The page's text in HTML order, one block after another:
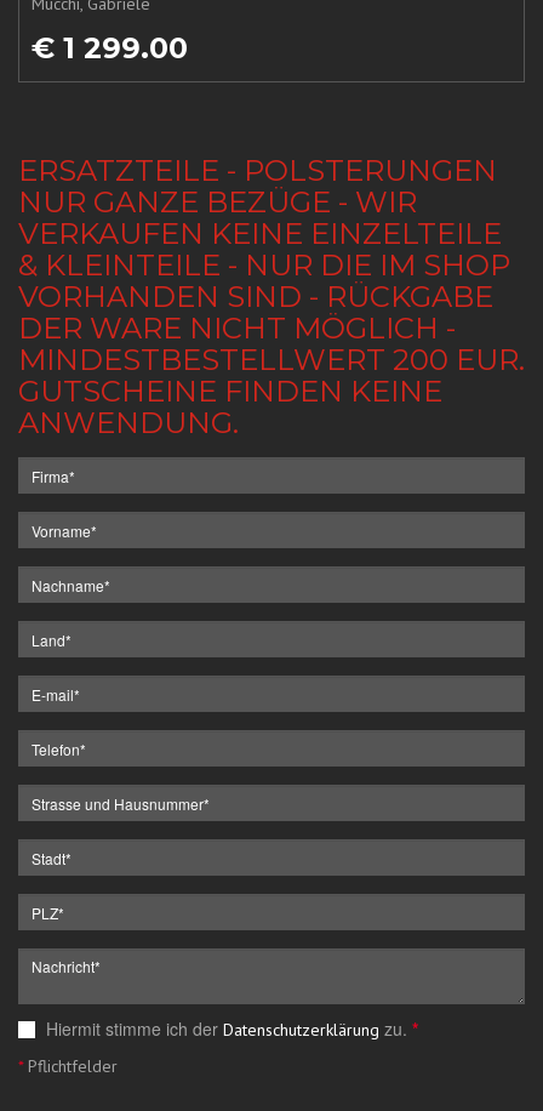
€ 1 299.00
ERSATZTEILE - POLSTERUNGEN
NUR GANZE BEZÜGE - WIR
VERKAUFEN KEINE EINZELTEILE
& KLEINTEILE - NUR DIE IM SHOP
VORHANDEN SIND - RÜCKGABE
DER WARE NICHT MÖGLICH -
MINDESTBESTELLWERT 200 EUR.
GUTSCHEINE FINDEN KEINE
ANWENDUNG.
Hiermit stimme ich der Datenschutzerklärung zu. *
*Pflichtfelder